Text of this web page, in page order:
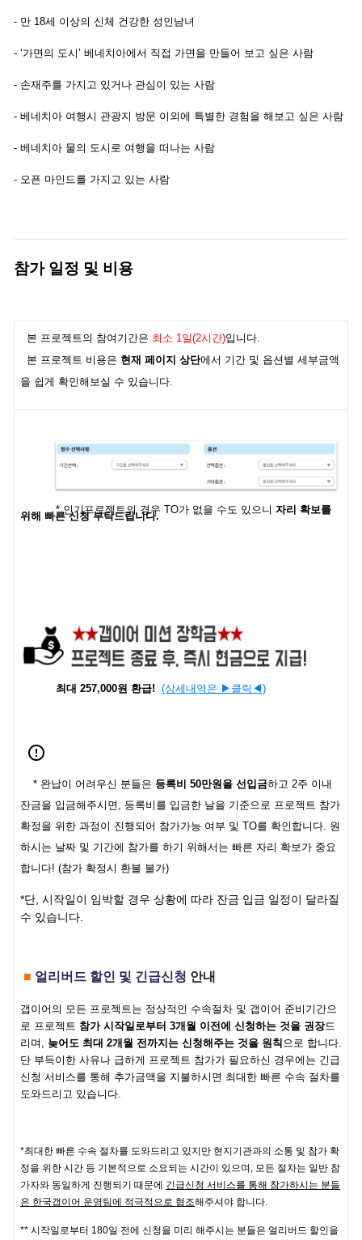
- 만 18세 이상의 신체 건강한 성인남녀
- ‘가면의 도시’ 베네치아에서 직접 가면을 만들어 보고 싶은 사람
- 손재주를 가지고 있거나 관심이 있는 사람
- 베네치아 여행시 관광지 방문 이외에 특별한 경험을 해보고 싶은 사람
- 베네치아 물의 도시로 여행을 떠나는 사람
- 오픈 마인드를 가지고 있는 사람
참가 일정 및 비용
본 프로젝트의 참여기간은 최소 1일(2시간)입니다.
본 프로젝트 비용은 현재 페이지 상단에서 기간 및 옵션별 세부금액
을 쉽게 확인해보실 수 있습니다.
* 인기프로젝트의 경우 TO가 없을 수도 있으니 자리 확보를
위해 빠른 신청 부탁드립니다.
최대 257,000원 환급! (상세내역은 ▶클릭◀)
* 완납이 어려우신 분들은 등록비 50만원을 선입금하고 2주 이내
잔금을 입금해주시면, 등록비를 입금한 날을 기준으로 프로젝트 참가
확정을 위한 과정이 진행되어 참가가능 여부 및 TO를 확인합니다. 원
하시는 날짜 및 기간에 참가를 하기 위해서는 빠른 자리 확보가 중요
합니다! (참가 확정시 환불 불가)
*단, 시작일이 임박할 경우 상황에 따라 잔금 입금 일정이 달라질
수 있습니다.
■ 얼리버드 할인 및 긴급신청 안내
갭이어의 모든 프로젝트는 정상적인 수속절차 및 갭이어 준비기간으
로 프로젝트 참가 시작일로부터 3개월 이전에 신청하는 것을 권장드
리며, 늦어도 최대 2개월 전까지는 신청해주는 것을 원칙 으로 합니다.
단 부득이한 사유나 급하게 프로젝트 참가가 필요하신 경우에는 긴급
신청 서비스를 통해 추가금액을 지불하시면 최대한 빠른 수속 절차를
도와드리고 있습니다.
*최대한 빠른 수속 절차를 도와드리고 있지만 현지기관과의 소통 및 참가 확
정을 위한 시간 등 기본적으로 소요되는 시간이 있으며, 모든 절차는 일반 참
가자와 동일하게 진행되기 때문에 긴급신청 서비스를 통해 참가하시는 분들
은 한국갭이어 운영팀에 적극적으로 협조해주셔야 합니다.
** 시작일로부터 180일 전에 신청을 미리 해주시는 분들은 얼리버드 할인을